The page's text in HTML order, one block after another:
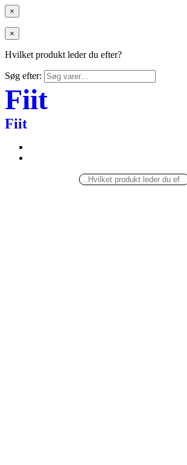
×
×
Hvilket produkt leder du efter?
Søg efter:
Fiit
Fiit